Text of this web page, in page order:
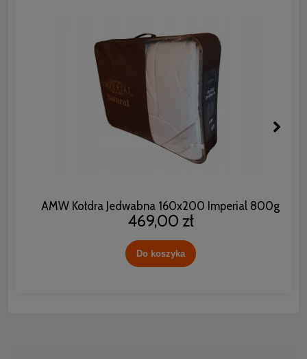
AMW Kołdra Jedwabna 160x200 Imperial 800g
469,00 zł
Do koszyka